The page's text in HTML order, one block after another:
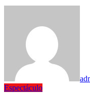
Espectáculo